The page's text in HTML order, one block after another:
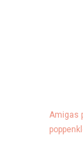
Amigas